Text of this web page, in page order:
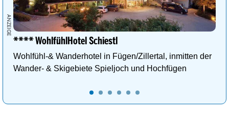
**** WohlfühlHotel Schiestl
Wohlfühl-& Wanderhotel in Fügen/Zillertal, inmitten der
Wander- & Skigebiete Spieljoch und Hochfügen